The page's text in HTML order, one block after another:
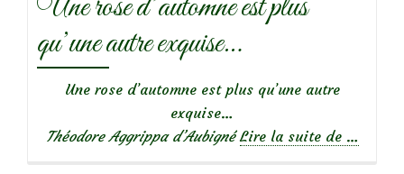
qu’une autre exquise…
Une rose d’automne est plus qu’une autre
exquise…
Théodore Aggrippa d’Aubigné Lire la suite de …